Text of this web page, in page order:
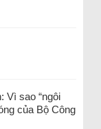
Vì sao “ngôi
của Bộ Công